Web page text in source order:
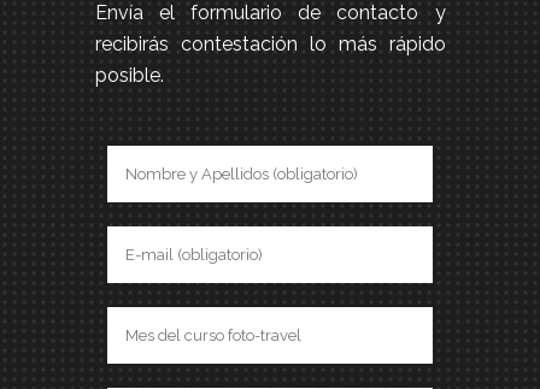
Envía el formulario de contacto y
recibirás contestación lo más rápido
posible.